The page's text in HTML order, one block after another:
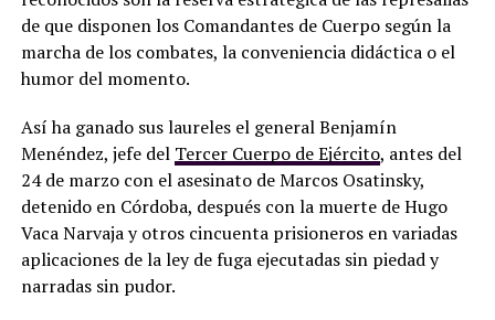
de que disponen los Comandantes de Cuerpo según la
marcha de los combates, la conveniencia didáctica o el
humor del momento.
Así ha ganado sus laureles el general Benjamín
Menéndez, jefe del Tercer Cuerpo de Ejército, antes del
24 de marzo con el asesinato de Marcos Osatinsky,
detenido en Córdoba, después con la muerte de Hugo
Vaca Narvaja y otros cincuenta prisioneros en variadas
aplicaciones de la ley de fuga ejecutadas sin piedad y
narradas sin pudor.